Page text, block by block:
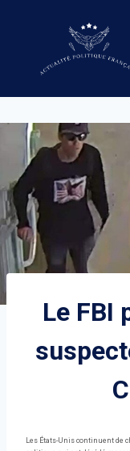
Le FBI
Les États-Unis continuent de